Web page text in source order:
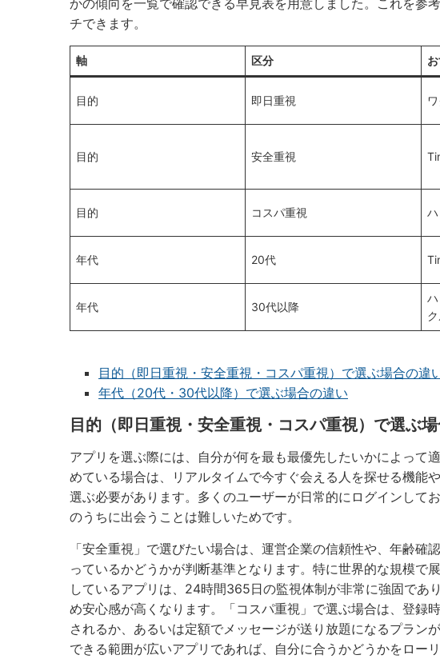
かの傾向を一覧で確認できる早見表を用意しました。これを参
チできます。
軸 区分
目的 即日重視
目的 安全重視
目的 コスパ重視
年代 20代
年代 30代以降
目的（即日重視・安全重視・コスパ重視）で選ぶ場合の違
年代（20代・30代以降）で選ぶ場合の違い
目的（即日重視・安全重視・コスパ重視）で選ぶ
アプリを選ぶ際には、自分が何を最も最優先したいかによって
めている場合は、リアルタイムで今すぐ会える人を探せる機能
選ぶ必要があります。多くのユーザーが日常的にログインして
のうちに出会うことは難しいためです。
「安全重視」で選びたい場合は、運営企業の信頼性や、年齢
っているかどうかが判断基準となります。特に世界的な規模で
しているアプリは、24時間365日の監視体制が非常に強固であ
め安心感が高くなります。「コスパ重視」で選ぶ場合は、登録
されるか、あるいは定額でメッセージが送り放題になるプラン
できる範囲が広いアプリであれば、自分に合うかどうかをロー